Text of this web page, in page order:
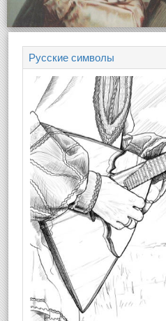
Русские символы